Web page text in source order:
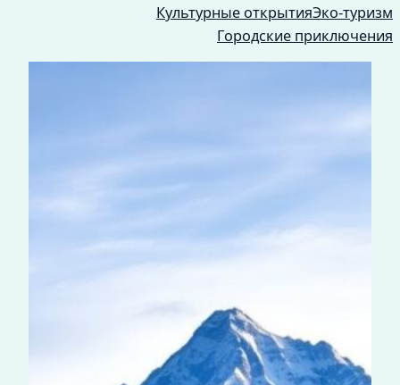
Культурные открытияЭко-туризм
Городские приключения